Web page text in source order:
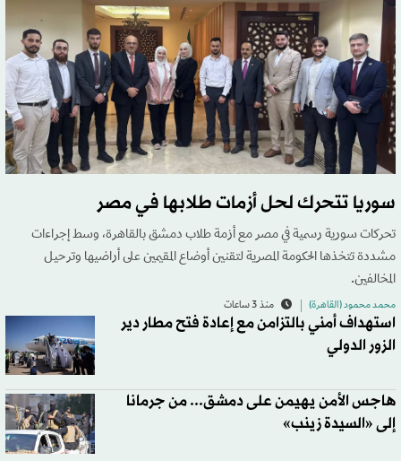
سوريا تتحرك لحل أزمات طلابها في مصر
تحركات سورية رسمية في مصر مع أزمة طلاب دمشق بالقاهرة، وسط إجراءات
مشددة تتخذها الحكومة المصرية لتقنين أوضاع المقيمين على أراضيها وترحيل
المخالفين.
محمد محمود (القاهرة) منذ 3 ساعات
استهداف أمني بالتزامن مع إعادة فتح مطار دير
الزور الدولي
هاجس الأمن يهيمن على دمشق... من جرمانا
إلى «السيدة زينب»